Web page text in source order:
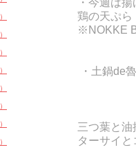
・今週は
鶏の天ぷら
※NOKKE
・土鍋de
三つ葉と油
ターサイ